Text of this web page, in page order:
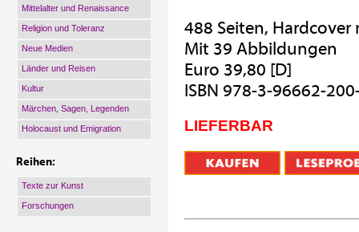
Mittelalter und Renaissance
Religion und Toleranz
Neue Medien
Länder und Reisen
Kultur
Märchen, Sagen, Legenden
Holocaust und Emigration
Reihen:
Texte zur Kunst
Forschungen
488 Seiten,
Mit 39 Abbildungen
Euro 39,80 [D]
ISBN 978-3-96662-
LIEFERBAR